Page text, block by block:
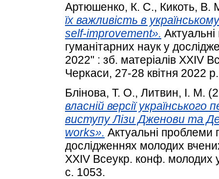
Артюшенко, К. С., Кикоть, В.
їх важливість в
self-improvement».
гуманітарних наук у
2022" : зб. матеріалів XXIV
Черкаси, 27-28 квітня 2022
Блінова, Т. О., Литвин, І. М.
власній версії
виступу Лізи Дженови та
works». Актуальні проблеми
дослідженнях молодих
XXIV Всеукр. конф. молодих
с. 1053.